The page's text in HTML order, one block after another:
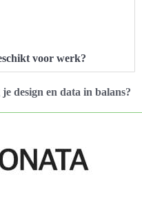
voor werk?
design en data in balans?